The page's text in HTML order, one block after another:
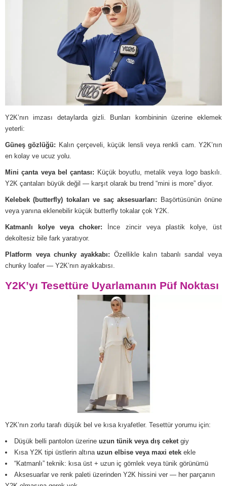
Y2K’nın imzası detaylarda gizli. Bunları kombininin üzerine eklemek
yeterli:
Güneş gözlüğü: Kalın çerçeveli, küçük lensli veya renkli cam. Y2K’nın
en kolay ve ucuz yolu.
Mini çanta veya bel çantası: Küçük boyutlu, metalik veya logo baskılı.
Y2K çantaları büyük değil — karşıt olarak bu trend “mini is more” diyor.
Kelebek (butterfly) tokaları ve saç aksesuarları: Başörtüsünün önüne
veya yanına eklenebilir küçük butterfly tokalar çok Y2K.
Katmanlı kolye veya choker: İnce zincir veya plastik kolye, üst
dekoltesiz bile fark yaratıyor.
Platform veya chunky ayakkabı: Özellikle kalın tabanlı sandal veya
chunky loafer — Y2K’nın ayakkabısı.
Y2K’yı Tesettüre Uyarlamanın Püf Noktası
Y2K’nın zorlu tarafı düşük bel ve kısa kıyafetler. Tesettür yorumu için:
Düşük belli pantolon üzerine uzun tünik veya dış ceketgiy
Kısa Y2K tipi üstlerin altına uzun elbise veya maxi etek ekle
“Katmanlı” teknik: kısa üst + uzun iç gömlek veya tünik görünümü
Aksesuarlar ve renk paleti üzerinden Y2K hissini ver — her parçanın